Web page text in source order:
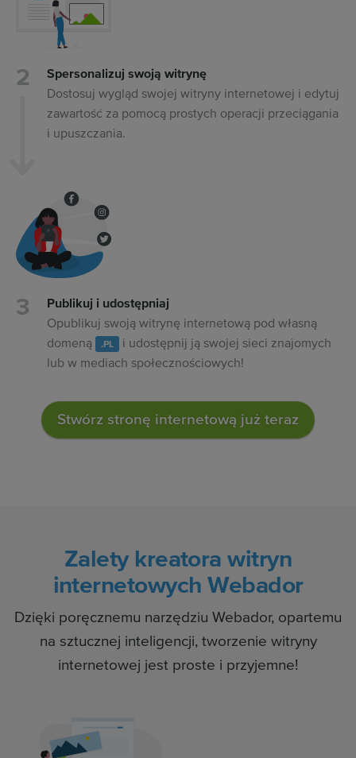
Spersonalizuj swoją witrynę
Dostosuj wygląd swojej witryny internetowej i edytuj
zawartość za pomocą prostych operacji przeciągania
i upuszczania.
Publikuj i udostępniaj
Opublikuj swoją witrynę internetową pod własną
domeną
.PL
i udostępnij ją swojej sieci znajomych
lub w mediach społecznościowych!
Stwórz stronę internetową już teraz
Zalety kreatora witryn
internetowych Webador
Dzięki poręcznemu narzędziu Webador, opartemu
na sztucznej inteligencji, tworzenie witryny
internetowej jest proste i przyjemne!